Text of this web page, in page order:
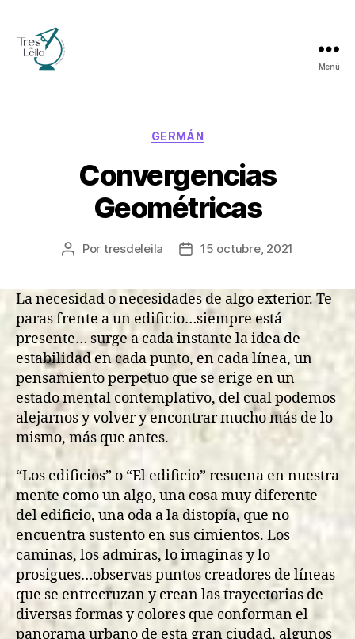
Menú
Categorías
GERMÁN
Convergencias
Geométricas
Autor
entrada
Por tresdeleila
Fecha
entrada
15 octubre, 2021
La necesidad o necesidades de algo exterior. Te
paras frente a un edificio…siempre está
presente… surge a cada instante la idea de
estabilidad en cada punto, en cada línea, un
pensamiento perpetuo que se erige en un
estado mental contemplativo, del cual podemos
alejarnos y volver y encontrar mucho más de lo
mismo, más que antes.
“Los edificios” o “El edificio” resuena en nuestra
mente como un algo, una cosa muy diferente
del edificio, una oda a la distopía, que no
encuentra sustento en sus cimientos. Los
caminas, los admiras, lo imaginas y lo
prosigues…observas puntos creadores de líneas
que se entrecruzan y crean las trayectorias de
diversas formas y colores que conforman el
panorama urbano de esta gran ciudad, algunos